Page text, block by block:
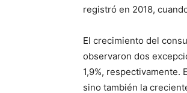
registró en 2018,
El crecimiento del
observaron dos
1,9%, respectivamente.
sino también la